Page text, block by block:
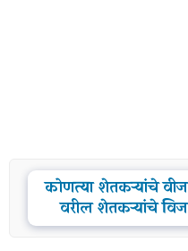
कोणत्या शेतकऱ्यांचे
वरील शेतकऱ्यांचे